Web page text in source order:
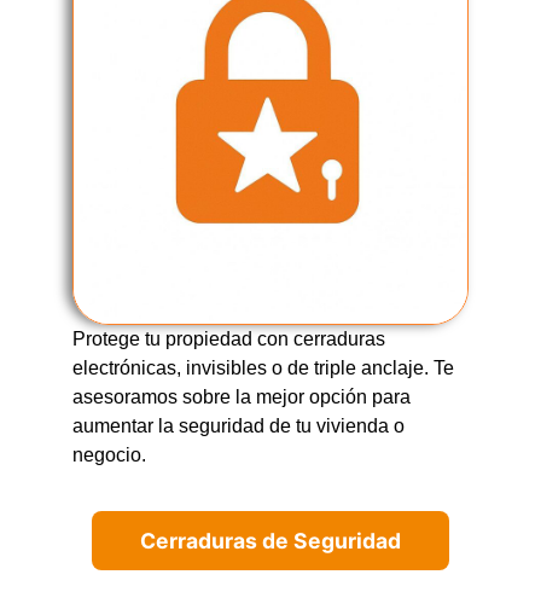
Protege tu propiedad con cerraduras
electrónicas, invisibles o de triple anclaje. Te
asesoramos sobre la mejor opción para
aumentar la seguridad de tu vivienda o
negocio.
Cerraduras de Seguridad